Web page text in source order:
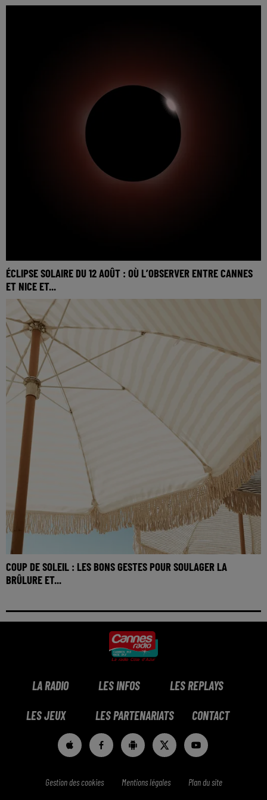
ÉCLIPSE SOLAIRE DU 12 AOÛT : OÙ L’OBSERVER ENTRE CANNES
ET NICE ET...
COUP DE SOLEIL : LES BONS GESTES POUR SOULAGER LA
BRÛLURE ET...
LA RADIO LES INFOS LES REPLAYS
LES JEUX LES PARTENARIATS CONTACT
Gestion des cookies Mentions légales Plan du site